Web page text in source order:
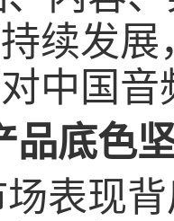
续发展
中国
品底色
表现